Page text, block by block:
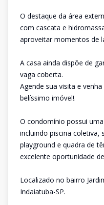
O destaque da área
com cascata e
aproveitar momentos de
A casa ainda dispõe de
vaga coberta.
Agende sua visita e
belíssimo imóvel!.
O condomínio possui
incluindo piscina coletiva,
playground e quadra de
excelente oportunidade
Localizado no bairro
Indaiatuba-SP.